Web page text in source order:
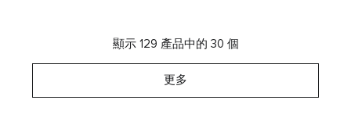
顯示 129 產品中的 30 個
更多